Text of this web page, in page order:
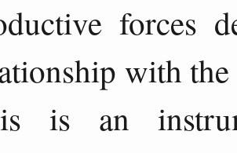
forces
with
is an